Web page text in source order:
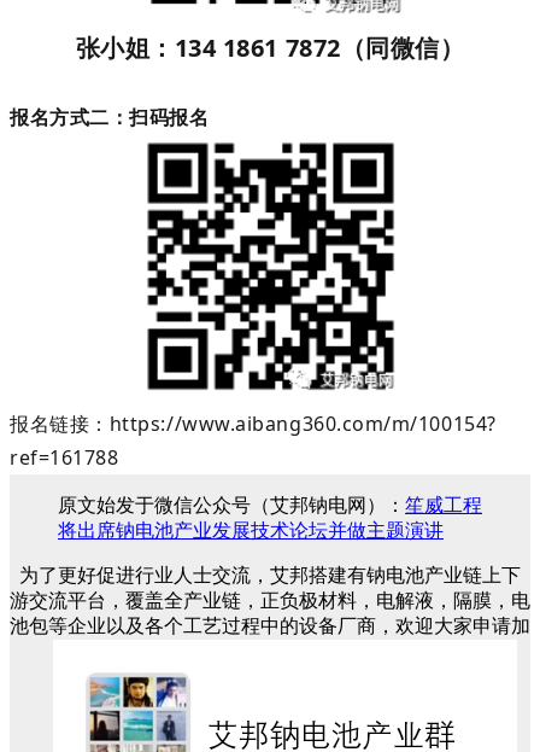
张小姐：134 1861 7872（同微信）
报名方式二：扫码报名
报名链接：https://www.aibang360.com/m/100154?
ref=161788
原文始发于微信公众号（艾邦钠电网）： 笙威工程
将出席钠电池产业发展技术论坛并做主题演讲
为了更好促进行业人士交流，艾邦搭建有钠电池产业链上下
游交流平台，覆盖全产业链，正负极材料，电解液，隔膜，电
池包等企业以及各个工艺过程中的设备厂商，欢迎大家申请加